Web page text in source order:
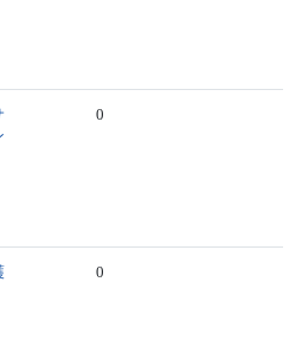
0
0